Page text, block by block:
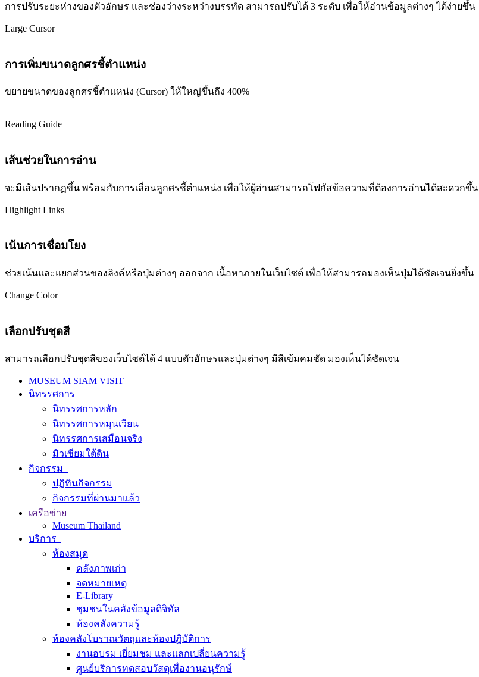
การปรับระยะห่างของตัวอักษร และช่องว่างระหว่างบรรทัด สามารถปรับได้ 3 ระดับ เพื่อให้อ่านข้อมูลต่างๆ ได้ง่ายขึ้น
Large Cursor
การเพิ่มขนาดลูกศรชี้ตำแหน่ง
ขยายขนาดของลูกศรชี้ตำแหน่ง (Cursor) ให้ใหญ่ขึ้นถึง 400%
Reading Guide
เส้นช่วยในการอ่าน
จะมีเส้นปรากฏขึ้น พร้อมกับการเลื่อนลูกศรชี้ตำแหน่ง เพื่อให้ผู้อ่านสามารถโฟกัสข้อความที่ต้องการอ่านได้สะดวกขึ้น
Highlight Links
เน้นการเชื่อมโยง
ช่วยเน้นและแยกส่วนของลิงค์หรือปุ่มต่างๆ ออกจาก เนื้อหาภายในเว็บไซต์ เพื่อให้สามารถมองเห็นปุ่มได้ชัดเจนยิ่งขึ้น
Change Color
เลือกปรับชุดสี
สามารถเลือกปรับชุดสีของเว็บไซต์ได้ 4 แบบตัวอักษรและปุ่มต่างๆ มีสีเข้มคมชัด มองเห็นได้ชัดเจน
MUSEUM SIAM VISIT
นิทรรศการ
นิทรรศการหลัก
นิทรรศการหมุนเวียน
นิทรรศการเสมือนจริง
มิวเซียมใต้ดิน
กิจกรรม
ปฏิทินกิจกรรม
กิจกรรมที่ผ่านมาแล้ว
เครือข่าย
Museum Thailand
บริการ
ห้องสมุด
คลังภาพเก่า
จดหมายเหตุ
E-Library
ชุมชนในคลังข้อมูลดิจิทัล
ห้องคลังความรู้
ห้องคลังโบราณวัตถุและห้องปฏิบัติการ
งานอบรม เยี่ยมชม และแลกเปลี่ยนความรู้
ศูนย์บริการทดสอบวัสดุเพื่องานอนุรักษ์